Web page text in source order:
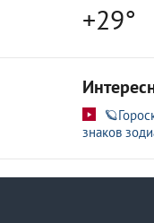
+29°
знаков